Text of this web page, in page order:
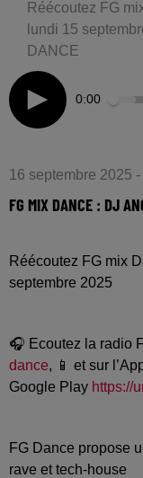
Réécoutez FG
lundi 15
DANCE
0:00
16 septembre 2025 -
FG MIX DANCE : DJ
Réécoutez FG mix
septembre 2025
🎧 Ecoutez la radio
dance, 📱 et sur
Google Play https://
FG Dance propose
rave et tech-house